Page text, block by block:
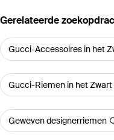
Gerelateerde
Gucci-Accessoires in het
Gucci-Riemen in het Zwart
Geweven designerriemen